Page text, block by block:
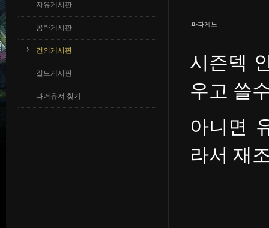
자유게시판
공략게시판
건의게시판
길드게시판
과거유저 찾기
파파게노
시즌덱
우고 쓸
아니면
라서 재